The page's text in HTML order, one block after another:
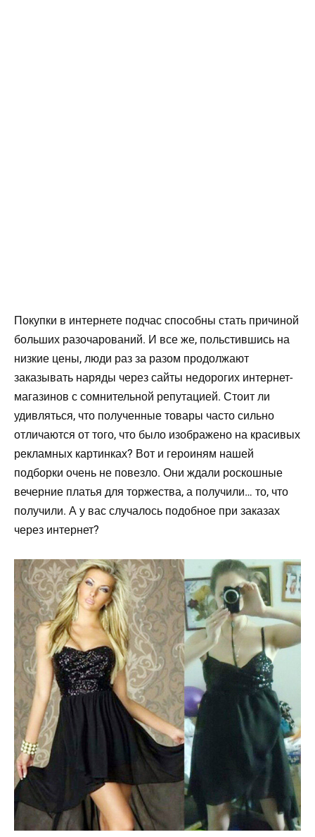
Покупки в интернете подчас способны стать причиной
больших разочарований. И все же, польстившись на
низкие цены, люди раз за разом продолжают
заказывать наряды через сайты недорогих интернет-
магазинов с сомнительной репутацией. Стоит ли
удивляться, что полученные товары часто сильно
отличаются от того, что было изображено на красивых
рекламных картинках? Вот и героиням нашей
подборки очень не повезло. Они ждали роскошные
вечерние платья для торжества, а получили… то, что
получили. А у вас случалось подобное при заказах
через интернет?